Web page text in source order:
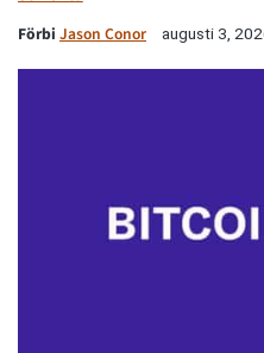
Förbi Jason Conor augusti 3,